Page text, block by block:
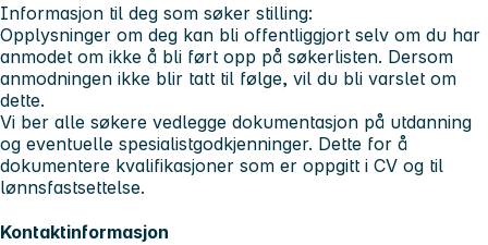
Informasjon til deg som søker stilling:
Opplysninger om deg kan bli offentliggjort selv om du har
anmodet om ikke å bli ført opp på søkerlisten. Dersom
anmodningen ikke blir tatt til følge, vil du bli varslet om
dette.
Vi ber alle søkere vedlegge dokumentasjon på utdanning
og eventuelle spesialistgodkjenninger. Dette for å
dokumentere kvalifikasjoner som er oppgitt i CV og til
lønnsfastsettelse.
Kontaktinformasjon